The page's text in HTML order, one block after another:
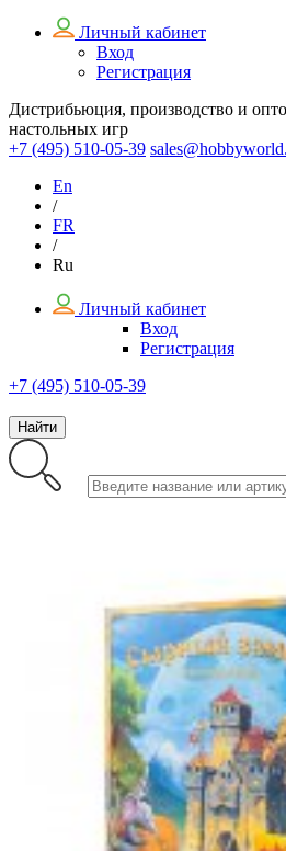
Личный кабинет
Вход
Регистрация
Дистрибьюция, производство и
настольных игр
+7 (495) 510-05-39
En
/
FR
/
Ru
Личный кабинет
Вход
Регистрация
+7 (495) 510-05-39
Найти